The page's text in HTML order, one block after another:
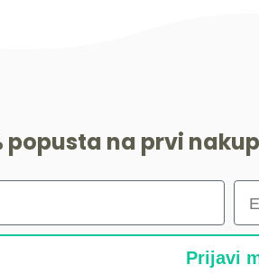
popusta na prvi
Prijavi